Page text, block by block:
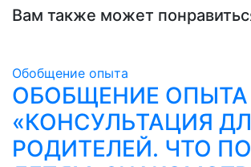
Вам также может
Обобщение опыта
ОБОБЩЕНИЕ ОПЫТА
«КОНСУЛЬТАЦИЯ
РОДИТЕЛЕЙ. ЧТО